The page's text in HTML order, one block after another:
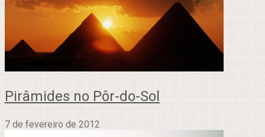
Pirâmides no Pôr-do-Sol
7 de fevereiro de 2012